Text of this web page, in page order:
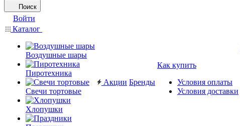
Поиск
Войти
Каталог
Воздушные шары
Пиротехника
Свечи тортовые
Хлопушки
Акции Бренды
Как купить
Условия оплаты
Условия доставки